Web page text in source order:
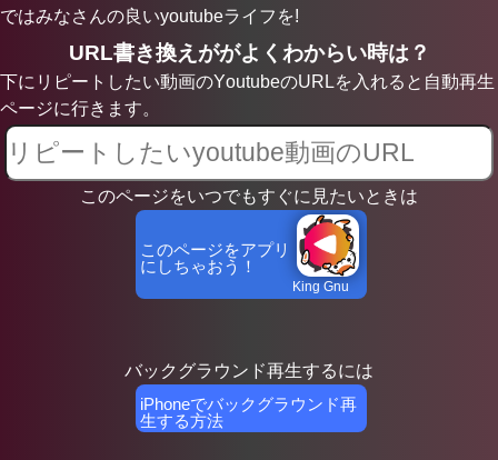
ではみなさんの良いyoutubeライフを!
URL書き換えががよくわからい時は？
下にリピートしたい動画のYoutubeのURLを入れると自動再生
ページに行きます。
このページをいつでもすぐに見たいときは
このページをアプリ
にしちゃおう！
King Gnu
バックグラウンド再生するには
iPhoneでバックグラウンド再
生する方法